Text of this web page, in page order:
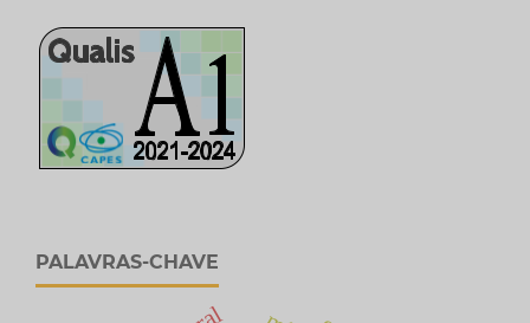
PALAVRAS-CHAVE